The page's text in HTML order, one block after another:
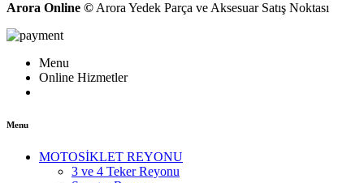
Arora Online © Arora Yedek Parça ve Aksesuar Satış Noktası
Menu
Online Hizmetler
Menu
MOTOSİKLET REYONU
3 ve 4 Teker Reyonu